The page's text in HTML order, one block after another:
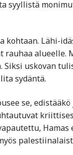
syyllistä
Lähi-
alueelle.
Siksi uskovan
sydäntä.
se,
Hamas